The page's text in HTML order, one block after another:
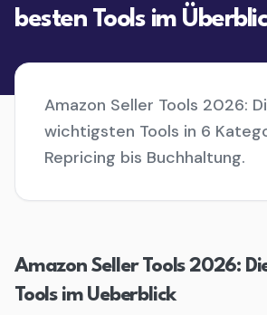
MyDealz Discord Bot
Listing Creator NEW
FBA Calculator
Calculate fees & profit
Go to Dashboard
besten Tools im
Amazon Seller Tools 2026:
wichtigsten Tools in 6
Repricing bis Buchhaltung.
Amazon Seller Tools 2026:
Tools im Ueberblick